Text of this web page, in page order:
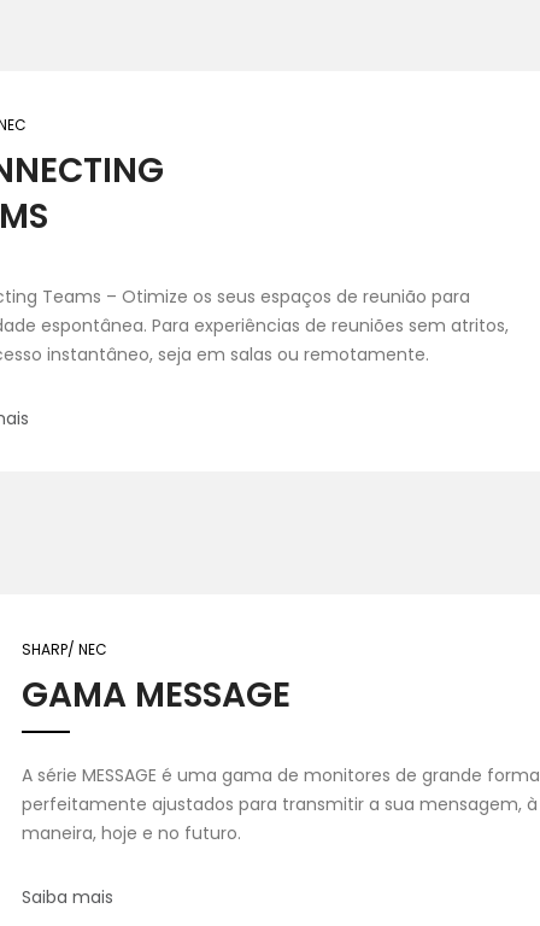
Teams – Otimize os seus espaços de reunião para
espontânea. Para experiências de reuniões sem atritos,
instantâneo, seja em salas ou remotamente.
SHARP/ NEC
GAMA MESSAGE
A série MESSAGE é uma gama de monitores de grande
perfeitamente ajustados para transmitir a sua mensagem,
maneira, hoje e no futuro.
Saiba mais